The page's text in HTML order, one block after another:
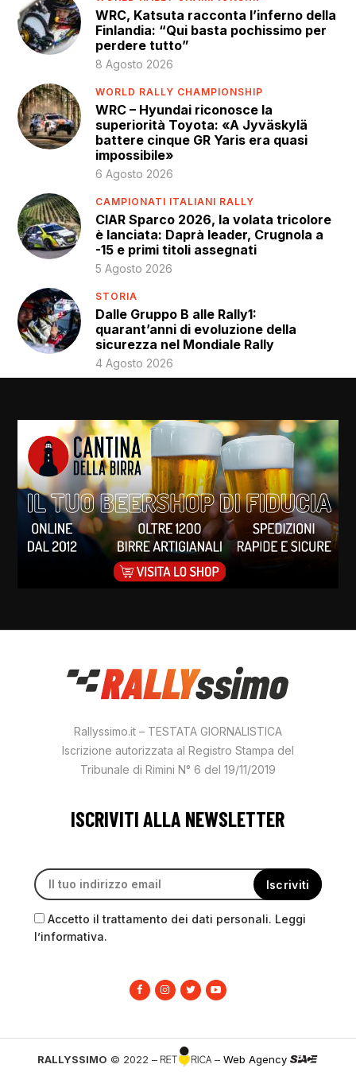
WRC, Katsuta racconta l’inferno della
Finlandia: “Qui basta pochissimo per
perdere tutto”
8 Agosto 2026
WORLD RALLY CHAMPIONSHIP
WRC – Hyundai riconosce la
superiorità Toyota: «A Jyväskylä
battere cinque GR Yaris era quasi
impossibile»
6 Agosto 2026
CAMPIONATI ITALIANI RALLY
CIAR Sparco 2026, la volata tricolore
è lanciata: Daprà leader, Crugnola a
-15 e primi titoli assegnati
5 Agosto 2026
STORIA
Dalle Gruppo B alle Rally1:
quarant’anni di evoluzione della
sicurezza nel Mondiale Rally
4 Agosto 2026
Rallyssimo.it – TESTATA GIORNALISTICA
Iscrizione autorizzata al Registro Stampa del
Tribunale di Rimini N° 6 del 19/11/2019
ISCRIVITI ALLA NEWSLETTER
Accetto il trattamento dei dati personali. Leggi
l’informativa.
RALLYSSIMO © 2022 – –Web Agency